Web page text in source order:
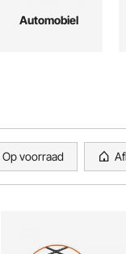
Automobiel
Op voorraad